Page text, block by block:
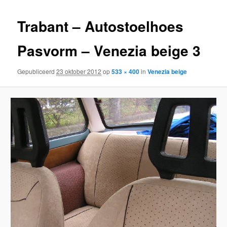
Trabant – Autostoelhoes
Pasvorm – Venezia beige 3
Gepubliceerd23 oktober 2012 op533 × 400inVenezia beige